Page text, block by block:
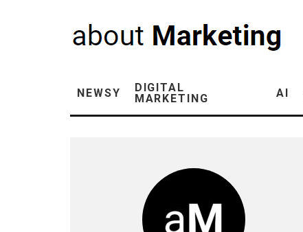
NEWSY
DIGITAL
MARKETING
AI